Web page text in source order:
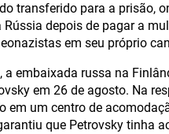
transferido para a prisão,
depois de pagar a
em seu próprio
a embaixada russa na
em 26 de agosto. Na
em um centro de
que Petrovsky tinha